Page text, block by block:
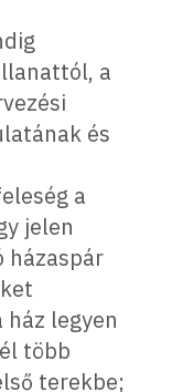
a
és
a
jelen
házaspár
legyen
több
terekbe;